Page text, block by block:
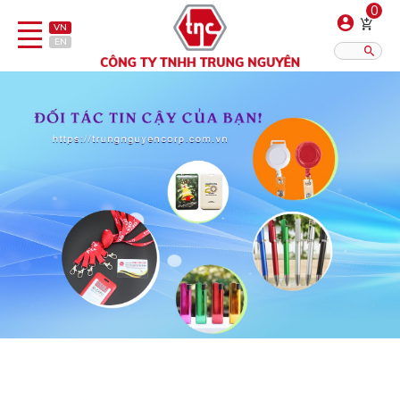
VN
EN
0
Bút
Bật lửa
Đồ sứ quà tặng
Bình/ca giữ nhiệt
Dây đeo & Phụ kiện